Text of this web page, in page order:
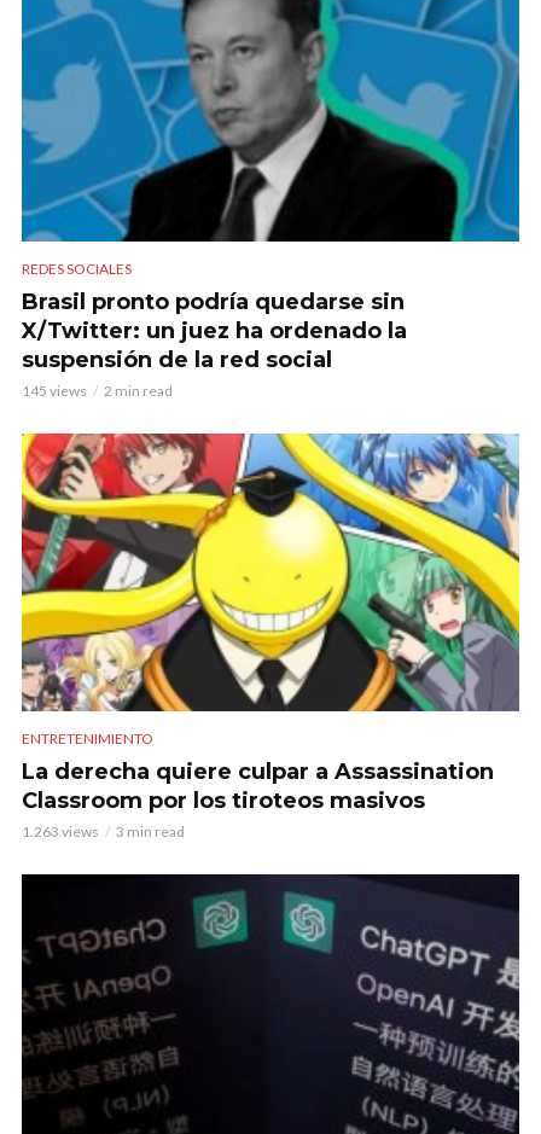
REDES SOCIALES
Brasil pronto podría quedarse sin
X/Twitter: un juez ha ordenado la
suspensión de la red social
145 views 2 min read
ENTRETENIMIENTO
La derecha quiere culpar a Assassination
Classroom por los tiroteos masivos
1.263 views 3 min read